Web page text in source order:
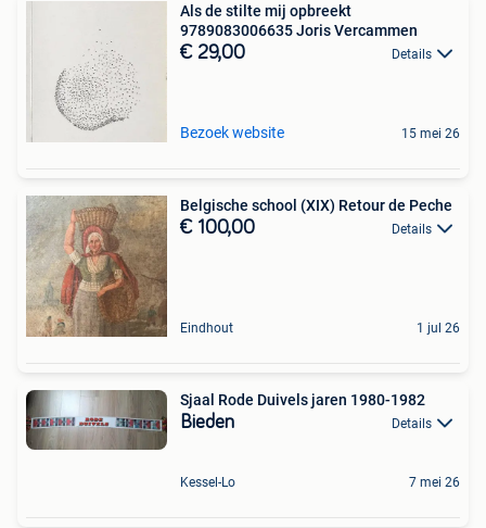
Als de stilte mij opbreekt
9789083006635 Joris Vercammen
€ 29,00 Details
Bezoek website 15 mei 26
Belgische school (XIX) Retour de Peche
€ 100,00 Details
Eindhout 1 jul 26
Sjaal Rode Duivels jaren 1980-1982
Bieden Details
Kessel-Lo 7 mei 26